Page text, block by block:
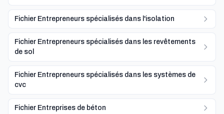
Fichier Entrepreneurs spécialisés dans l'isolation
Fichier Entrepreneurs spécialisés dans les revêtements
de sol
Fichier Entrepreneurs spécialisés dans les systèmes de
cvc
Fichier Entreprises de béton